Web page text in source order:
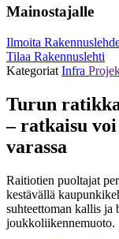
Mainostajalle
Ilmoita
Tilaa Rakennuslehti
Kategoriat Infra
Turun
– ratkaisu
varassa
Raitiotien puoltajat
kestävällä
suhteettoman kallis ja
joukkoliikennemuoto.